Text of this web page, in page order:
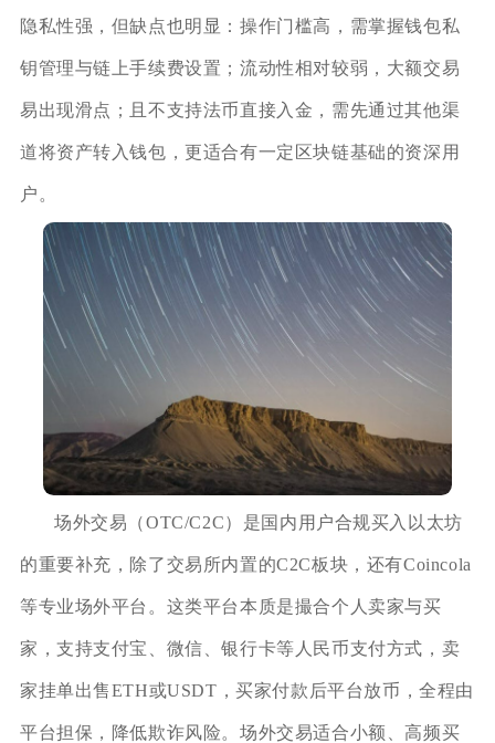
隐私性强，但缺点也明显：操作门槛高，需掌握钱包私
钥管理与链上手续费设置；流动性相对较弱，大额交易
易出现滑点；且不支持法币直接入金，需先通过其他渠
道将资产转入钱包，更适合有一定区块链基础的资深用
户。
场外交易（OTC/C2C）是国内用户合规买入以太坊
的重要补充，除了交易所内置的C2C板块，还有Coincola
等专业场外平台。这类平台本质是撮合个人卖家与买
家，支持支付宝、微信、银行卡等人民币支付方式，卖
家挂单出售ETH或USDT，买家付款后平台放币，全程由
平台担保，降低欺诈风险。场外交易适合小额、高频买